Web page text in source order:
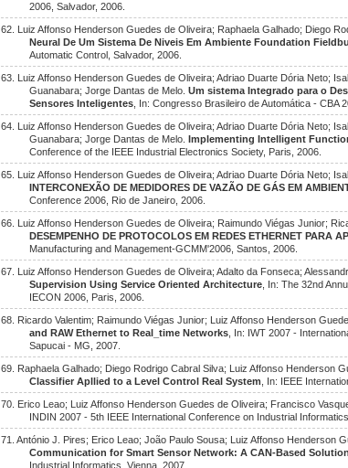
2006, Salvador, 2006.
62. Luiz Affonso Henderson Guedes de Oliveira; Raphaela Galhado; Diego
Neural De Um Sistema De Niveis Em Ambiente Foundation
Automatic Control, Salvador, 2006.
63. Luiz Affonso Henderson Guedes de Oliveira; Adriao Duarte Dória Neto;
Guanabara; Jorge Dantas de Melo.Um sistema Integrado para o
Sensores Inteligentes , In: Congresso Brasileiro de Automática - CBA
64. Luiz Affonso Henderson Guedes de Oliveira; Adriao Duarte Dória Neto;
Guanabara; Jorge Dantas de Melo.Implementing Intelligent
Conference of the IEEE Industrial Electronics Society, Paris, 2006.
65. Luiz Affonso Henderson Guedes de Oliveira; Adriao Duarte Dória Neto;
INTERCONEXÃO DE MEDIDORES DE VAZÃO DE GÁS EM
Conference 2006, Rio de Janeiro, 2006.
66. Luiz Affonso Henderson Guedes de Oliveira; Raimundo Viégas Junior;
DESEMPENHO DE PROTOCOLOS EM REDES ETHERNET PARA
Manufacturing and Management-GCMM'2006, Santos, 2006.
67. Luiz Affonso Henderson Guedes de Oliveira; Adalto da Fonseca;
Supervision Using Service Oriented Architecture , In: The 32nd
IECON 2006, Paris, 2006.
68. Ricardo Valentim; Raimundo Viégas Junior; Luiz Affonso Henderson
and RAW Ethernet to Real_time Networks , In: IWT 2007 -
Sapucai - MG, 2007.
69. Raphaela Galhado; Diego Rodrigo Cabral Silva; Luiz Affonso Henderson
Classifier Apllied to a Level Control Real System
, In: IEEE
70. Erico Leao; Luiz Affonso Henderson Guedes de Oliveira; Francisco
INDIN 2007 - 5th IEEE International Conference on Industrial
71. António J. Pires; Erico Leao; João Paulo Sousa; Luiz Affonso Henderson
Communication for Smart Sensor Network: A CAN-Based Solution
Industrial Informatics, Vienna, 2007.